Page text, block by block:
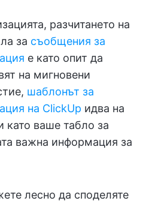
разчитането на
за съобщения за
е като опит да
на мигновени
шаблонът за
на ClickUp идва на
ваше табло за
важна информация за
лесно да споделяте